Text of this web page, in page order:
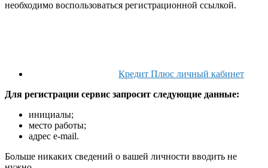
необходимо воспользоваться регистрационной ссылкой.
Кредит Плюс личный кабинет
Для регистрации сервис запросит следующие данные:
инициалы;
место работы;
адрес e-mail.
Больше никаких сведений о вашей личности вводить не